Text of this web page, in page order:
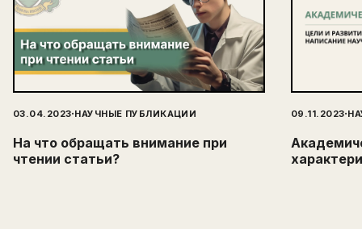
03.04.2023·НАУЧНЫЕ ПУБЛИКАЦИИ
На что обращать внимание при
чтении статьи?
09.11.2023·